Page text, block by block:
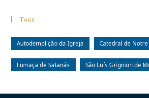
Tags
Autodemolição da Igreja Catedral de
Fumaça de Satanás São Luís Grignion de